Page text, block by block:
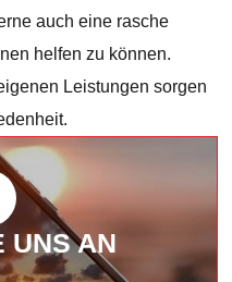
auch eine rasche
helfen zu können.
Leistungen sorgen
UNS AN